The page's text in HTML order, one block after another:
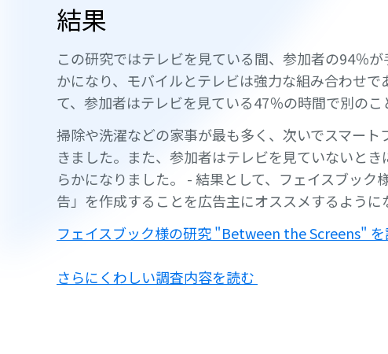
結果
この研究ではテレビを見ている間、参加者の94％
かになり、モバイルとテレビは強力な組み合わせ
て、参加者はテレビを見ている47％の時間で別のこ
掃除や洗濯などの家事が最も多く、次いでスマー
きました。また、参加者はテレビを見ていないと
らかになりました。 - 結果として、フェイスブッ
告」を作成することを広告主にオススメするように
フェイスブック様の研究 "Between the Screens" を
さらにくわしい調査内容を読む